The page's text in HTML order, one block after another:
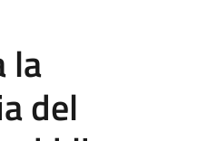
la
del